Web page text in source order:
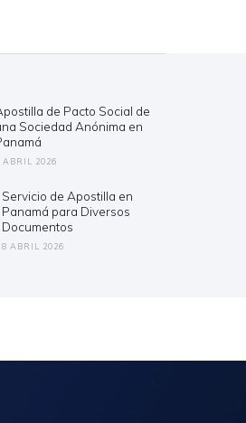
de Pacto Social de
Sociedad Anónima en
ABRIL 2026
Next
post:
Servicio de Apostilla en
Panamá para Diversos
Documentos
8 ABRIL 2026